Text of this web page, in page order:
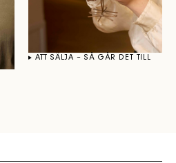
ATT SÄLJA – SÅ GÅR DET TILL